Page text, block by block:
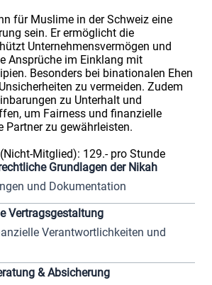
für Muslime in der Schweiz eine
sein. Er ermöglicht die
Unternehmensvermögen und
Ansprüche im Einklang mit
Besonders bei binationalen Ehen
zu vermeiden. Zudem
zu Unterhalt und
um Fairness und finanzielle
Partner zu gewährleisten.
Mitglied): 129.- pro Stunde
Grundlagen der Nikah
und Dokumentation
Vertragsgestaltung
Verantwortlichkeiten und
& Absicherung